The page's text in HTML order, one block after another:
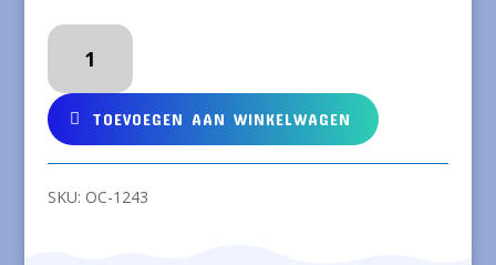
PICCALILLY
Babysetje
van
biokatoen
met
vliegtuigjes
aantal
TOEVOEGEN AAN WINKELWAGEN
SKU: OC-1243